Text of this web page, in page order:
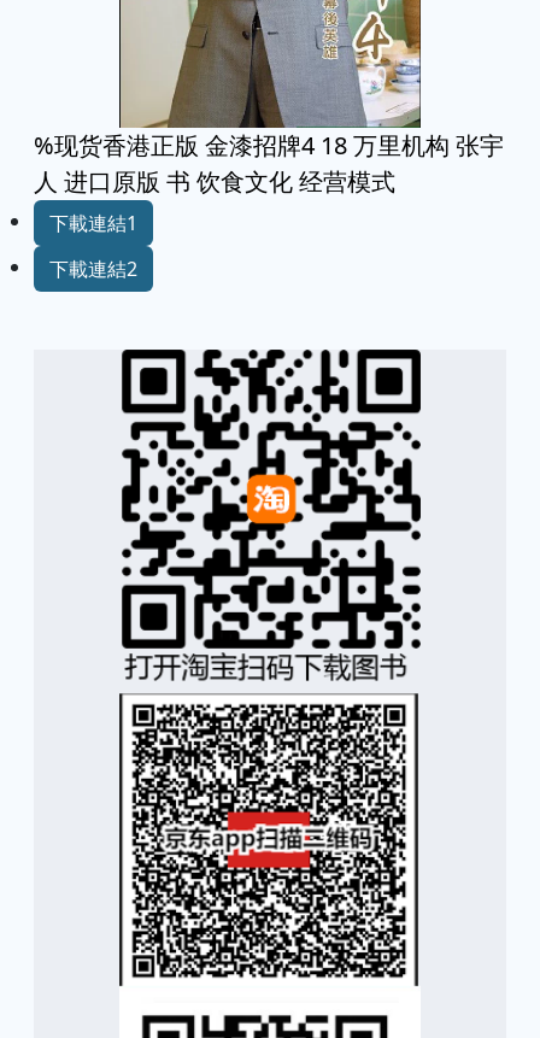
%现货香港正版 金漆招牌4 18 万里机构 张宇
人 进口原版 书 饮食文化 经营模式
下載連結1
下載連結2